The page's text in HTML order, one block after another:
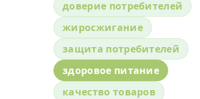
доверие потребителей
жиросжигание
защита потребителей
здоровое питание
качество товаров